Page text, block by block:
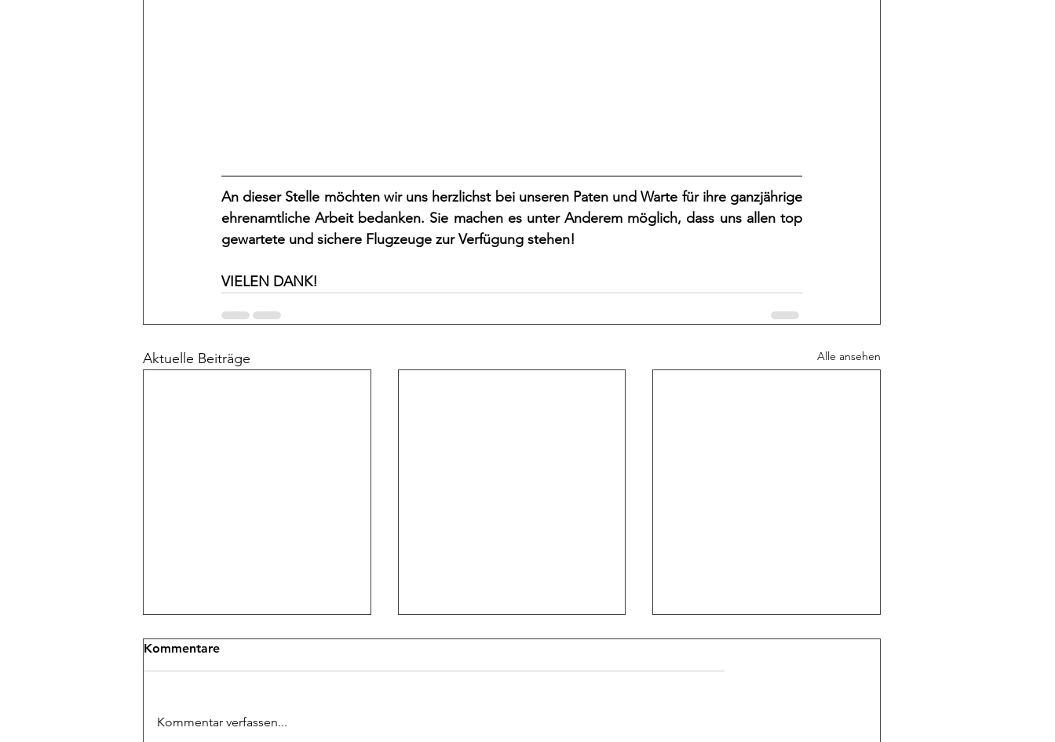
An dieser Stelle möchten wir uns herzlichst bei unseren Paten und Warte für ihre ganzjährige
ehrenamtliche Arbeit bedanken. Sie machen es unter Anderem möglich, dass uns allen top
gewartete und sichere Flugzeuge zur Verfügung stehen!
VIELEN DANK!
Aktuelle Beiträge Alle ansehen
Kommentare
Kommentar verfassen...